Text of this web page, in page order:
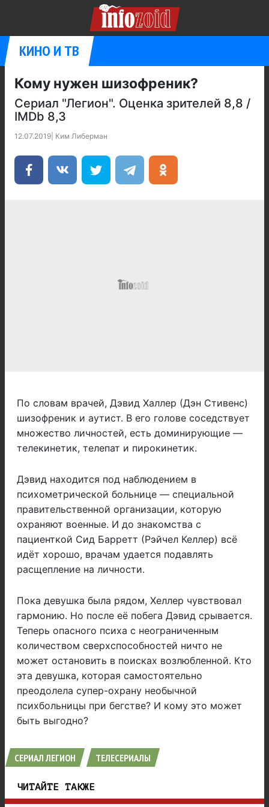
КИНО И ТВ
Кому нужен шизофреник?
Сериал "Легион". Оценка зрителей 8,8 /
IMDb 8,3
12.07.2019 Ким Либерман
По словам врачей, Дэвид Халлер (Дэн Стивенс)
шизофреник и аутист. В его голове соседствует
множество личностей, есть доминирующие —
телекинетик, телепат и пирокинетик.
Дэвид находится под наблюдением в
психометрической больнице — специальной
правительственной организации, которую
охраняют военные. И до знакомства с
пациенткой Сид Барретт (Рэйчел Келлер) всё
идёт хорошо, врачам удается подавлять
расщепление на личности.
Пока девушка была рядом, Хеллер чувствовал
гармонию. Но после её побега Дэвид срывается.
Теперь опасного психа с неограниченным
количеством сверхспособностей ничто не
может остановить в поисках возлюбленной. Кто
эта девушка, которая самостоятельно
преодолела супер-охрану необычной
психбольницы при бегстве? И кому это может
быть выгодно?
СЕРИАЛ ЛЕГИОН ТЕЛЕСЕРИАЛЫ
ЧИТАЙТЕ ТАКЖЕ